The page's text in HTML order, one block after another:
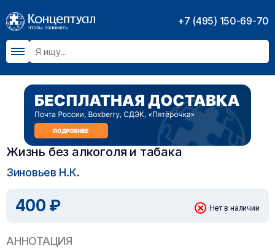
+7 (495) 150-69-70
Жизнь без алкоголя и табака
Зиновьев Н.К.
400 ₽ Нет в наличии
АННОТАЦИЯ